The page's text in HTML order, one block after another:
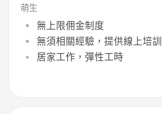
萌生
無上限佣金制度
無須相關經驗，提供線上培訓
居家工作，彈性工時